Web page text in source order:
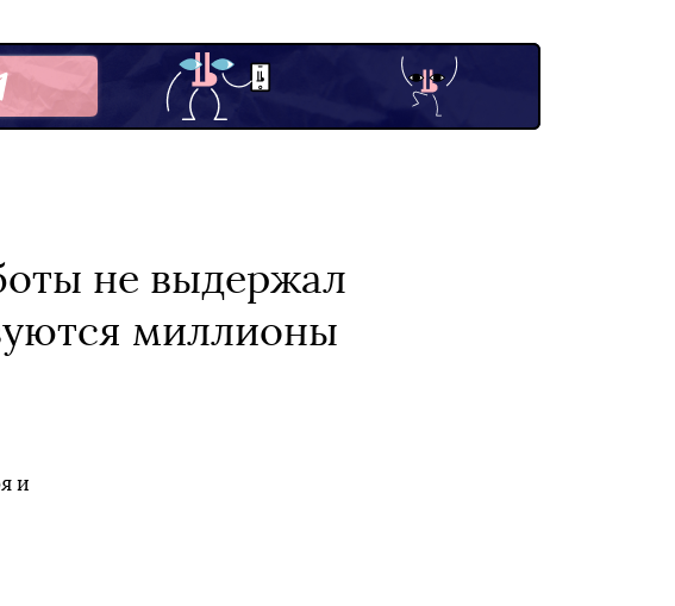
не выдержал
миллионы
и